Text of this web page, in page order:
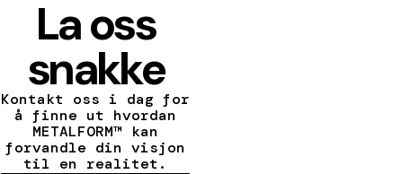
La oss
snakke
Kontakt oss i dag for
å finne ut hvordan
METALFORM™ kan
forvandle din visjon
til en realitet.